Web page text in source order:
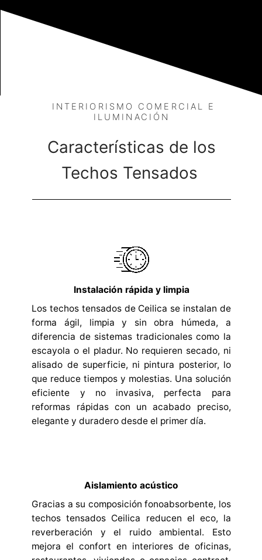
INTERIORISMO COMERCIAL E
ILUMINACIÓN
Características de los
Techos Tensados
Instalación rápida y limpia
Los techos tensados de Ceilica se instalan de
forma ágil, limpia y sin obra húmeda, a
diferencia de sistemas tradicionales como la
escayola o el pladur. No requieren secado, ni
alisado de superficie, ni pintura posterior, lo
que reduce tiempos y molestias. Una solución
eficiente y no invasiva, perfecta para
reformas rápidas con un acabado preciso,
elegante y duradero desde el primer día.
Aislamiento acústico
Gracias a su composición fonoabsorbente, los
techos tensados Ceilica reducen el eco, la
reverberación y el ruido ambiental. Esto
mejora el confort en interiores de oficinas,